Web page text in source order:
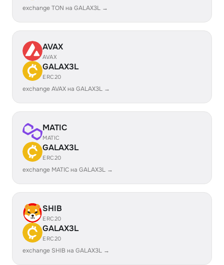
exchange TON на GALAX3L →
AVAX
AVAX
GALAX3L
ERC20
exchange AVAX на GALAX3L →
MATIC
MATIC
GALAX3L
ERC20
exchange MATIC на GALAX3L →
SHIB
ERC20
GALAX3L
ERC20
exchange SHIB на GALAX3L →